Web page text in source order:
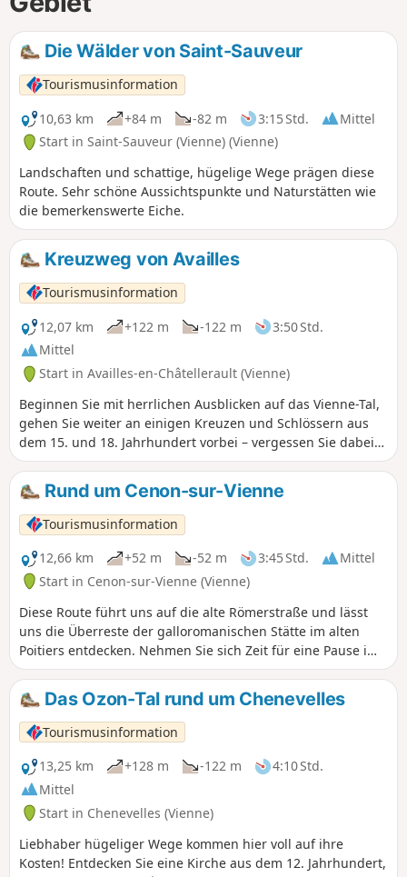
Die Wälder von Saint-Sauveur
Tourismusinformation
10,63 km
+84 m -82 m 3:15 Std.
Mittel
Start in Saint-Sauveur (Vienne) (Vienne)
Landschaften und schattige, hügelige Wege prägen diese
Route. Sehr schöne Aussichtspunkte und Naturstätten wie
die bemerkenswerte Eiche.
Kreuzweg von Availles
Tourismusinformation
12,07 km
+122 m -122 m
3:50 Std.
Mittel
Start in Availles-en-Châtellerault (Vienne)
Beginnen Sie mit herrlichen Ausblicken auf das Vienne-Tal,
gehen Sie weiter an einigen Kreuzen und Schlössern aus
dem 15. und 18. Jahrhundert vorbei – vergessen Sie dabei
nicht, einen Abstecher zum Schloss Chitré zu machen – und
beenden Sie den Rundgang an der berühmten Ölmühle
„Lépine“ mit ihrer Ölpresse. Im Weiler Prinçay erwartet Sie
ein Picknickplatz.
Rund um Cenon-sur-Vienne
Tourismusinformation
12,66 km
+52 m -52 m 3:45 Std.
Mittel
Start in Cenon-sur-Vienne (Vienne)
Diese Route führt uns auf die alte Römerstraße und lässt
uns die Überreste der galloromanischen Stätte im alten
Poitiers entdecken. Nehmen Sie sich Zeit für eine Pause im
wunderschönen Parc de la Grande Maison und, wenn es die
Zeit erlaubt, für eine Fahrt mit dem Elektroboot.
Das Ozon-Tal rund um Chenevelles
Tourismusinformation
13,25 km
+128 m -122 m
4:10 Std.
Mittel
Start in Chenevelles (Vienne)
Liebhaber hügeliger Wege kommen hier voll auf ihre
Kosten! Entdecken Sie eine Kirche aus dem 12. Jahrhundert,